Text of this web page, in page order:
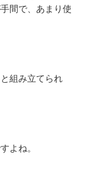
間で、あまり使
組み立てられ
よね。